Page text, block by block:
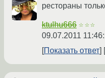
рестораны
ktulhu666 ☆☆☆
09.07.2011
Показать ответ